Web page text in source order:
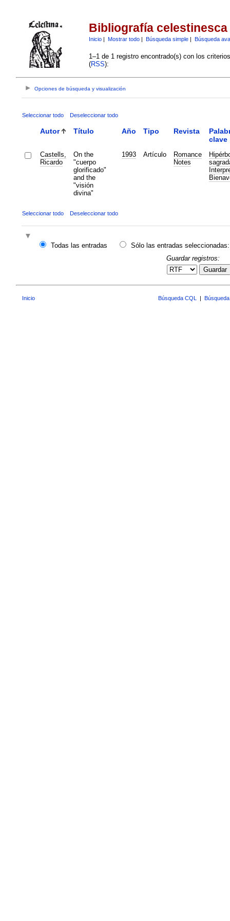
Bibliografía celestinesca
Inicio| Mostrar todo| Búsqueda simple| Búsqueda
1–1 de 1 registro encontrado(s) con los
(RSS):
Opciones de búsqueda y visualización
Seleccionar todo Deseleccionar todo
Autor Título Año Tipo Revista
clave
Castells,
Ricardo
On the
"cuerpo
glorificado"
and the
"visión
divina"
1993 Artículo
Romance
Notes
Seleccionar todo Deseleccionar todo
Todas las entradas
Sólo las entradas seleccionadas:
Guardar registros:
Guardar
Inicio Búsqueda CQL